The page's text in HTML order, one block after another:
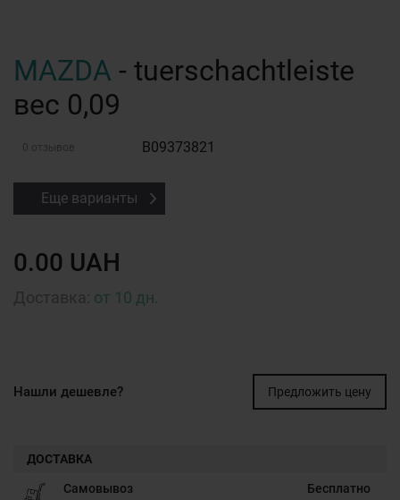
MAZDA - tuerschachtleiste
вес 0,09
0 отзывов B09373821
Еще варианты
0.00 UAH
от 10 дн.
Нашли дешевле? Предложить цену
ДОСТАВКА
Самовывоз Бесплатно